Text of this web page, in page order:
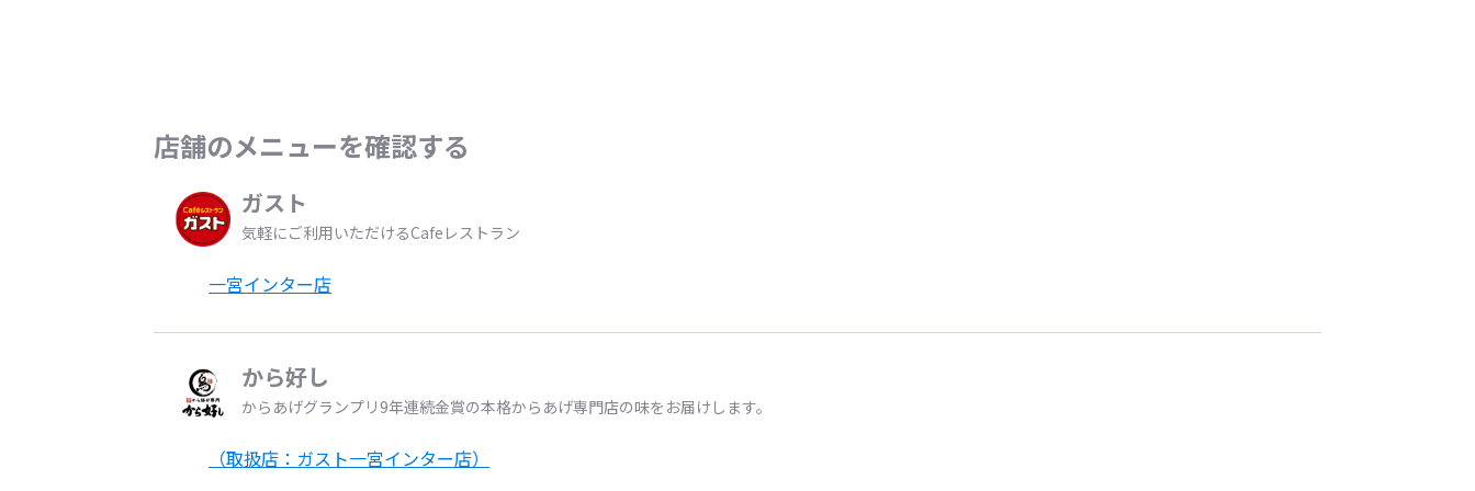
店舗のメニューを確認する
ガスト
気軽にご利用いただけるCafeレストラン
一宮インター店
から好し
からあげグランプリ9年連続金賞の本格からあげ専門店の味をお届けします。
（取扱店：ガスト一宮インター店）